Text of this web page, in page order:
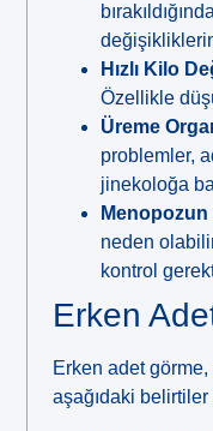
Hızlı Kilo
Özellikle
Üreme
problemler,
jinekoloğa
neden
kontrol
Erken
Erken adet
aşağıdaki